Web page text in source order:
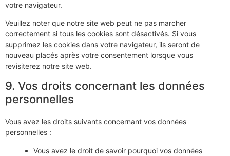
votre navigateur.
Veuillez noter que notre site web peut ne pas marcher
correctement si tous les cookies sont désactivés. Si vous
supprimez les cookies dans votre navigateur, ils seront de
nouveau placés après votre consentement lorsque vous
revisiterez notre site web.
9. Vos droits concernant les données
personnelles
Vous avez les droits suivants concernant vos données
personnelles :
Vous avez le droit de savoir pourquoi vos données